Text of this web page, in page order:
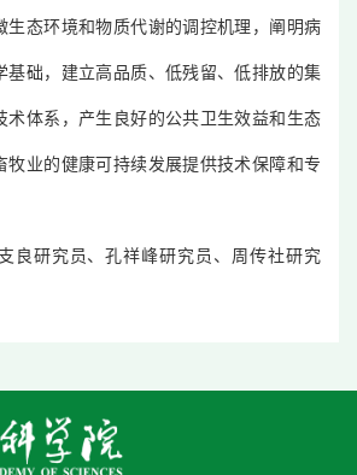
生态环境和物质代谢的调控机理，阐明病
基础，建立高品质、低残留、低排放的集
术体系，产生良好的公共卫生效益和生态
牧业的健康可持续发展提供技术保障和专
良研究员、孔祥峰研究员、周传社研究